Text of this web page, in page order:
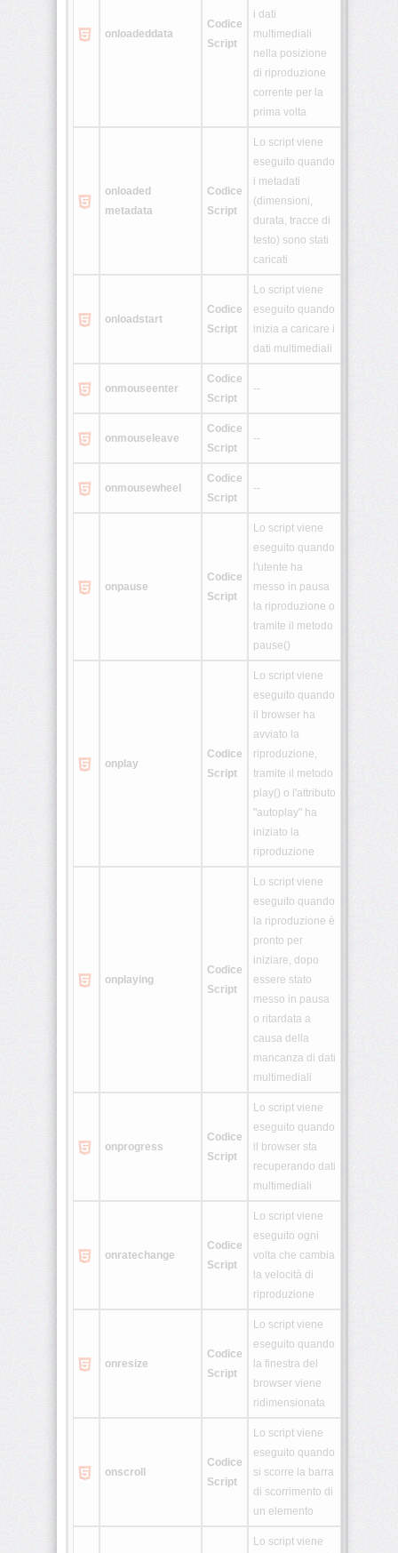
onloadeddata
Codice
Script
i dati
multimediali
nella posizione
di riproduzione
corrente per la
prima volta
onloaded
metadata
Codice
Script
Lo script viene
eseguito quando
i metadati
(dimensioni,
durata, tracce di
testo) sono stati
caricati
onloadstart
Codice
Script
Lo script viene
eseguito quando
inizia a caricare i
dati multimediali
onmouseenter
Codice
Script
--
onmouseleave
Codice
Script
--
onmousewheel
Codice
Script
--
onpause
Codice
Script
Lo script viene
eseguito quando
l'utente ha
messo in pausa
la riproduzione o
tramite il metodo
pause()
onplay
Codice
Script
Lo script viene
eseguito quando
il browser ha
avviato la
riproduzione,
tramite il metodo
play() o l'attributo
"autoplay" ha
iniziato la
riproduzione
onplaying
Codice
Script
Lo script viene
eseguito quando
la riproduzione è
pronto per
iniziare, dopo
essere stato
messo in pausa
o ritardata a
causa della
mancanza di dati
multimediali
onprogress
Codice
Script
Lo script viene
eseguito quando
il browser sta
recuperando dati
multimediali
onratechange
Codice
Script
Lo script viene
eseguito ogni
volta che cambia
la velocità di
riproduzione
onresize
Codice
Script
Lo script viene
eseguito quando
la finestra del
browser viene
ridimensionata
onscroll
Codice
Script
Lo script viene
eseguito quando
si scorre la barra
di scorrimento di
un elemento
Lo script viene